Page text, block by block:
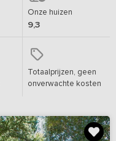
Onze huizen
9,3
Totaalprijzen, geen
onverwachte kosten